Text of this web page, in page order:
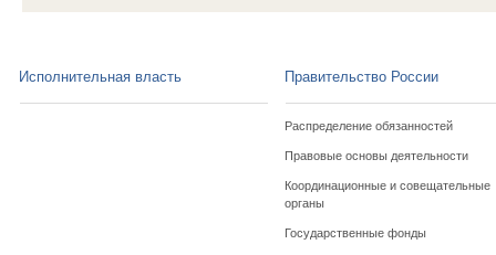
Исполнительная власть Правительство России
Распределение обязанностей
Правовые основы деятельности
Координационные и совещательные
органы
Государственные фонды